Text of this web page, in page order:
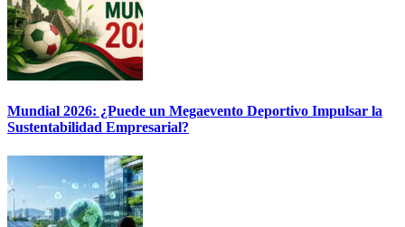
Mundial 2026: ¿Puede un Megaevento Deportivo Impulsar la
Sustentabilidad Empresarial?